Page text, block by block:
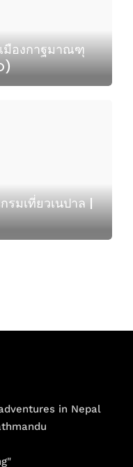
มืองกาฐมาณฑุ
มเที่ยวเนปาล |
in Nepal